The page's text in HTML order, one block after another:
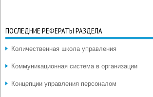
ПОСЛЕДНИЕ РЕФЕРАТЫ РАЗДЕЛА
Количественная школа управления
Коммуникационная система в организации
Концепции управления персоналом